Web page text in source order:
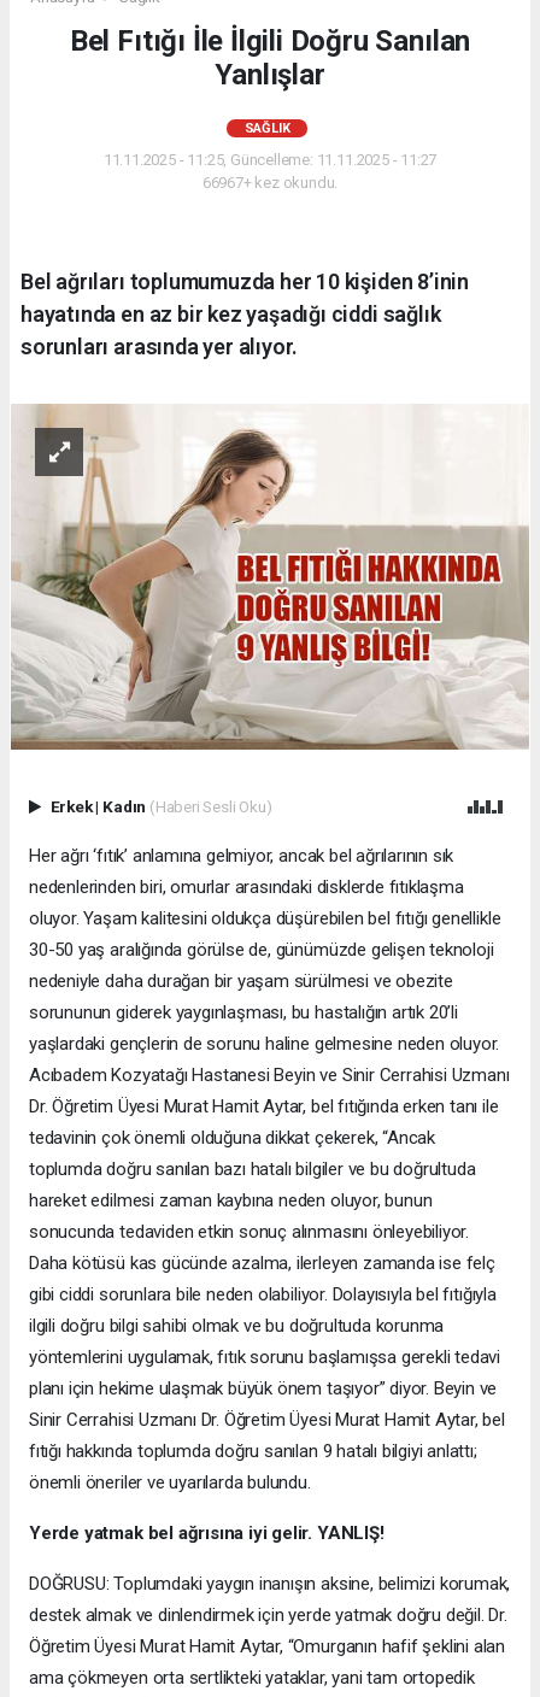
Bel Fıtığı İle İlgili Doğru Sanılan
Yanlışlar
SAĞLIK
11.11.2025 - 11:25, Güncelleme: 11.11.2025 - 11:27
66967+ kez okundu.
Bel ağrıları toplumumuzda her 10 kişiden 8’inin
hayatında en az bir kez yaşadığı ciddi sağlık
sorunları arasında yer alıyor.
Erkek| Kadın (Haberi Sesli Oku)
Her ağrı ‘fıtık’ anlamına gelmiyor, ancak bel ağrılarının sık
nedenlerinden biri, omurlar arasındaki disklerde fıtıklaşma
oluyor. Yaşam kalitesini oldukça düşürebilen bel fıtığı genellikle
30-50 yaş aralığında görülse de, günümüzde gelişen teknoloji
nedeniyle daha durağan bir yaşam sürülmesi ve obezite
sorununun giderek yaygınlaşması, bu hastalığın artık 20’li
yaşlardaki gençlerin de sorunu haline gelmesine neden oluyor.
Acıbadem Kozyatağı Hastanesi Beyin ve Sinir Cerrahisi Uzmanı
Dr. Öğretim Üyesi Murat Hamit Aytar, bel fıtığında erken tanı ile
tedavinin çok önemli olduğuna dikkat çekerek, “Ancak
toplumda doğru sanılan bazı hatalı bilgiler ve bu doğrultuda
hareket edilmesi zaman kaybına neden oluyor, bunun
sonucunda tedaviden etkin sonuç alınmasını önleyebiliyor.
Daha kötüsü kas gücünde azalma, ilerleyen zamanda ise felç
gibi ciddi sorunlara bile neden olabiliyor. Dolayısıyla bel fıtığıyla
ilgili doğru bilgi sahibi olmak ve bu doğrultuda korunma
yöntemlerini uygulamak, fıtık sorunu başlamışsa gerekli tedavi
planı için hekime ulaşmak büyük önem taşıyor” diyor. Beyin ve
Sinir Cerrahisi Uzmanı Dr. Öğretim Üyesi Murat Hamit Aytar, bel
fıtığı hakkında toplumda doğru sanılan 9 hatalı bilgiyi anlattı;
önemli öneriler ve uyarılarda bulundu.
Yerde yatmak bel ağrısına iyi gelir. YANLIŞ!
DOĞRUSU: Toplumdaki yaygın inanışın aksine, belimizi korumak,
destek almak ve dinlendirmek için yerde yatmak doğru değil. Dr.
Öğretim Üyesi Murat Hamit Aytar, “Omurganın hafif şeklini alan
ama çökmeyen orta sertlikteki yataklar, yani tam ortopedik